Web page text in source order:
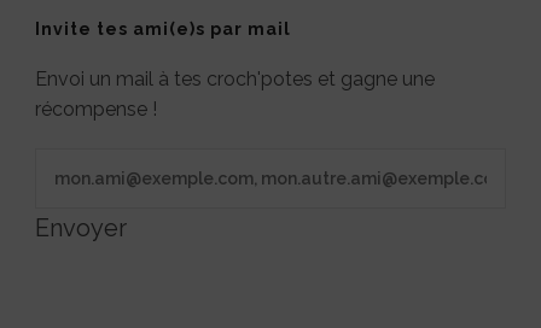
Invite tes ami(e)s par mail
Envoi un mail à tes croch'potes et gagne une
récompense !
Envoyer